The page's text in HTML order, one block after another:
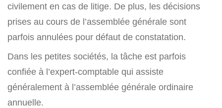
civilement en cas de litige. De plus, les décisions
prises au cours de l’assemblée générale sont
parfois annulées pour défaut de constatation.
Dans les petites sociétés, la tâche est parfois
confiée à l’expert-comptable qui assiste
généralement à l’assemblée générale ordinaire
annuelle.